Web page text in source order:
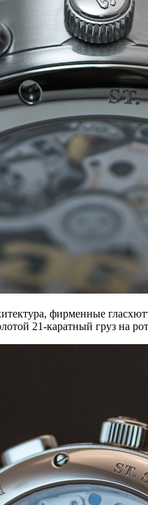
фирменные
21-каратный груз на